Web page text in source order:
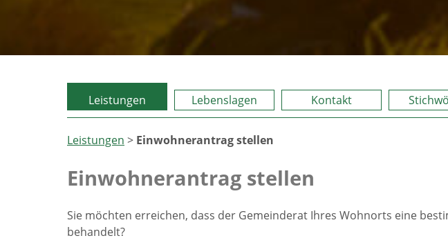
Leistungen Lebenslagen Kontakt
Leistungen > Einwohnerantrag stellen
Einwohnerantrag stellen
Sie möchten erreichen, dass der Gemeinderat Ihres Wohnorts eine
behandelt?